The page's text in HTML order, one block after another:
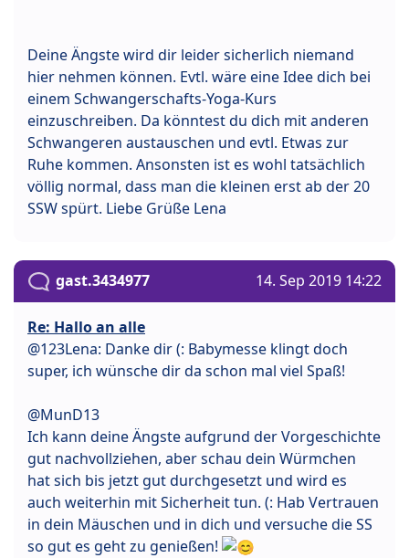
Deine Ängste wird dir leider sicherlich niemand
hier nehmen können. Evtl. wäre eine Idee dich bei
einem Schwangerschafts-Yoga-Kurs
einzuschreiben. Da könntest du dich mit anderen
Schwangeren austauschen und evtl. Etwas zur
Ruhe kommen. Ansonsten ist es wohl tatsächlich
völlig normal, dass man die kleinen erst ab der 20
SSW spürt. Liebe Grüße Lena
gast.3434977 14. Sep 2019 14:22
Re: Hallo an alle
@123Lena: Danke dir (: Babymesse klingt doch
super, ich wünsche dir da schon mal viel Spaß!
@MunD13
Ich kann deine Ängste aufgrund der Vorgeschichte
gut nachvollziehen, aber schau dein Würmchen
hat sich bis jetzt gut durchgesetzt und wird es
auch weiterhin mit Sicherheit tun. (: Hab Vertrauen
in dein Mäuschen und in dich und versuche die SS
so gut es geht zu genießen!